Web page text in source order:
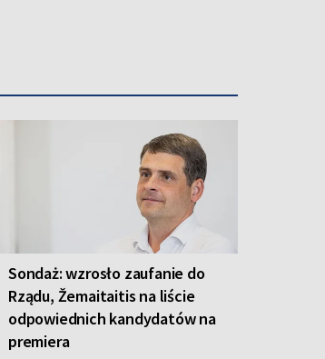
Sondaż: wzrosło zaufanie do
Rządu, Žemaitaitis na liście
odpowiednich kandydatów na
premiera